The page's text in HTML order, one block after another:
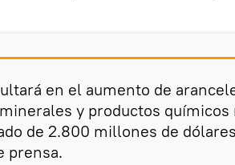
en el aumento de
y productos químicos
de 2.800 millones de
prensa.